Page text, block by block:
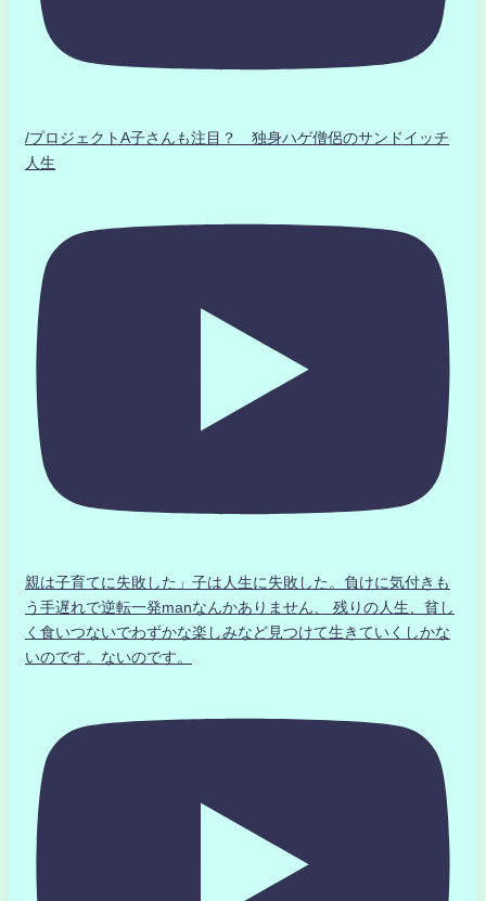
/プロジェクトA子さんも注目？ 独身ハゲ僧侶のサンドイッチ
人生
親は子育てに失敗した」子は人生に失敗した。負けに気付きも
う手遅れで逆転一発manなんかありません、 残りの人生、貧し
く食いつないでわずかな楽しみなど見つけて生きていくしかな
いのです。ないのです。